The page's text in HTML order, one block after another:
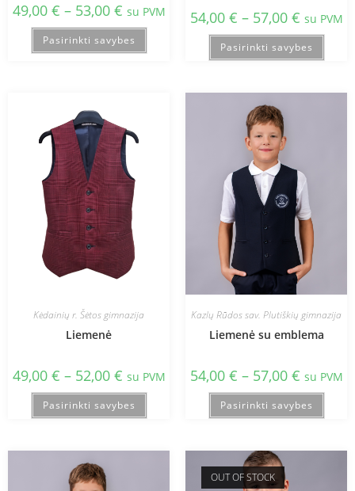
49,00 € – 53,00 € su PVM
Pasirinkti savybes
54,00 € – 57,00 € su PVM
Pasirinkti savybes
Kėdainių r. Šėtos gimnazija
Liemenė
49,00 € – 52,00 € su PVM
Pasirinkti savybes
Kazlų Rūdos sav. Plutiškių gimnazija
Liemenė su emblema
54,00 € – 57,00 € su PVM
Pasirinkti savybes
OUT OF STOCK